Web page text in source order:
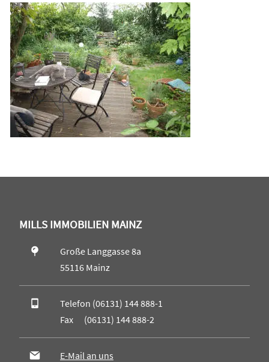
MILLS IMMOBILIEN MAINZ
Große Langgasse 8a
55116 Mainz
Telefon (06131) 144 888-1
Fax (06131) 144 888-2
E-Mail an uns